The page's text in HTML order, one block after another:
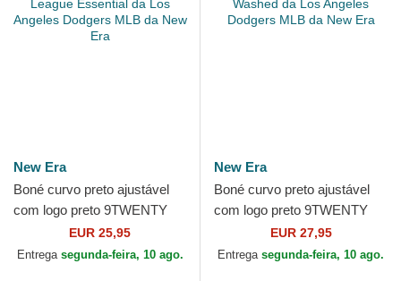
New Era
Boné curvo preto ajustável
com logo preto 9TWENTY
League Essential da Los
Angeles Dodgers MLB da...
EUR 25,95
Entrega segunda-feira, 10 ago.
New Era
Boné curvo preto ajustável
com logo preto 9TWENTY
Washed da Los Angeles
Dodgers MLB da New Era
EUR 27,95
Entrega segunda-feira, 10 ago.